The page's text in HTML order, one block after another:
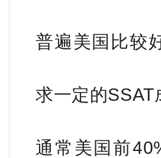
普遍美国比较
求一定的SSAT
通常美国前